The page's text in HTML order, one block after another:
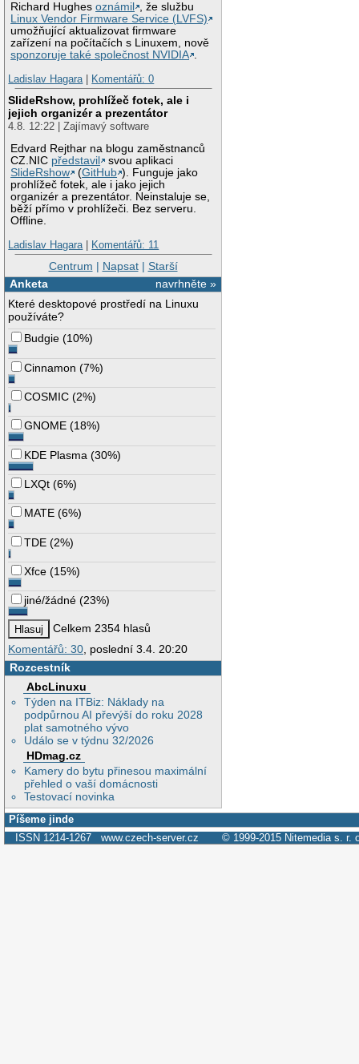
Richard Hughesoznámil
, že službu
Linux Vendor Firmware Service (LVFS)
umožňující aktualizovat firmware
zařízení na počítačích s Linuxem, nově
sponzoruje také společnost NVIDIA .
Ladislav Hagara| Komentářů: 0
SlideRshow, prohlížeč fotek, ale i
jejich organizér a prezentátor
4.8. 12:22 | Zajímavý software
Edvard Rejthar na blogu zaměstnanců
CZ.NIC představil
svou aplikaci
SlideRshow
(GitHub ). Funguje jako
prohlížeč fotek, ale i jako jejich
organizér a prezentátor. Neinstaluje se,
běží přímo v prohlížeči. Bez serveru.
Offline.
Ladislav Hagara| Komentářů: 11
Centrum | Napsat| Starší
navrhněte »
Anketa
Které desktopové prostředí na Linuxu
používáte?
Budgie (10%)
Cinnamon (7%)
COSMIC (2%)
GNOME (18%)
KDE Plasma (30%)
LXQt (6%)
MATE (6%)
TDE (2%)
Xfce (15%)
jiné/žádné (23%)
Celkem 2354 hlasů
Komentářů: 30 , poslední 3.4. 20:20
Rozcestník
AbcLinuxu
Týden na ITBiz: Náklady na
podpůrnou AI převýší do roku 2028
plat samotného vývo
Událo se v týdnu 32/2026
HDmag.cz
Kamery do bytu přinesou maximální
přehled o vaší domácnosti
Testovací novinka
Píšeme jinde
ISSN 1214-1267 www.czech-server.cz © 1999-2015 Nitemedia s. r.